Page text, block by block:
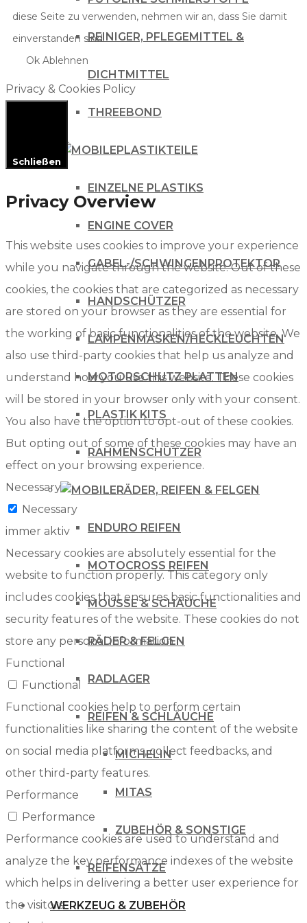
REINIGER, PFLEGEMITTEL &
DICHTMITTEL
THREEBOND
PLASTIKTEILE
EINZELNE PLASTIKS
ENGINE COVER
GABEL-/SCHWINGENPROTEKTOR
HANDSCHÜTZER
LAMPENMASKEN/HECKLEUCHTEN
MOTORSCHUTZ PLATTEN
PLASTIK KITS
RAHMENSCHÜTZER
RÄDER, REIFEN & FELGEN
ENDURO REIFEN
MOTOCROSS REIFEN
MOUSSE & SCHÄUCHE
RÄDER & FELGEN
RADLAGER
REIFEN & SCHLÄUCHE
MICHELIN
MITAS
ZUBEHÖR & SONSTIGE
REIFENSÄTZE
WERKZEUG & ZUBEHÖR
diese Seite zu verwenden, nehmen wir an, dass Sie damit
einverstanden sind.
Ok Ablehnen
Privacy & Cookies Policy
Schließen
Privacy Overview
This website uses cookies to improve your experience
while you navigate through the website. Out of these
cookies, the cookies that are categorized as necessary
are stored on your browser as they are essential for
the working of basic functionalities of the website. We
also use third-party cookies that help us analyze and
understand how you use this website. These cookies
will be stored in your browser only with your consent.
You also have the option to opt-out of these cookies.
But opting out of some of these cookies may have an
effect on your browsing experience.
Necessary
Necessary
immer aktiv
Necessary cookies are absolutely essential for the
website to function properly. This category only
includes cookies that ensures basic functionalities and
security features of the website. These cookies do not
store any personal information.
Functional
Functional
Functional cookies help to perform certain
functionalities like sharing the content of the website
on social media platforms, collect feedbacks, and
other third-party features.
Performance
Performance
Performance cookies are used to understand and
analyze the key performance indexes of the website
which helps in delivering a better user experience for
the visitors.